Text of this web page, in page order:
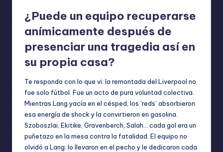
¿Puede un equipo recuperarse
anímicamente después de
presenciar una tragedia así en
su propia casa?
Te respondo con lo que vi: la remontada del Liverpool no
fue solo fútbol. Fue un acto de pura voluntad colectiva.
Mientras Lang yacía en el césped, los ‘reds’ absorbieron
esa energía de shock y la convirtieron en gasolina.
Szoboszlai, Ekitike, Gravenberch, Salah… cada gol era un
puñetazo en la mesa contra la fatalidad. El equipo no
olvidó a Lang; lo llevaron en el pecho y le dedicaron cada